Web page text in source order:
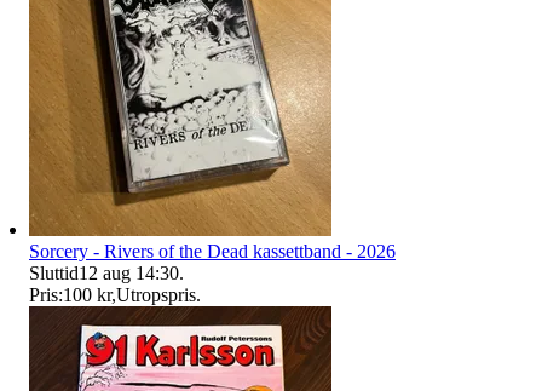
Sorcery - Rivers of the Dead kassettband - 2026
Sluttid12 aug 14:30.
Pris:100 kr,Utropspris.